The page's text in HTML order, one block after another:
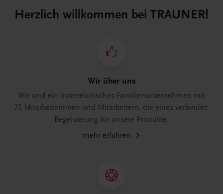
Herzlich willkommen bei TRAUNER!
Wir über uns
Wir sind ein österreichisches Familienunternehmen mit
75 Mitarbeiterinnen und Mitarbeitern, die eines verbindet:
Begeisterung für unsere Produkte.
mehr erfahren